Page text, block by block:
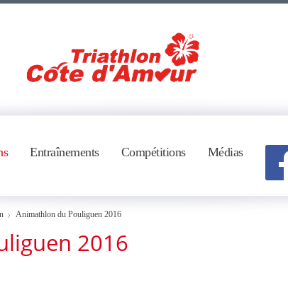
Entraînements Compétitions Médias
Animathlon du Pouliguen 2016
2016